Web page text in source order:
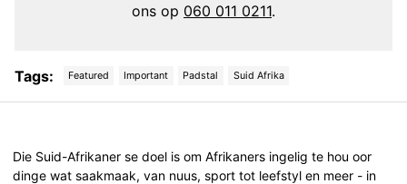
ons op 060 011 0211.
Tags: Featured Important Padstal Suid Afrika
Die Suid-Afrikaner se doel is om Afrikaners ingelig te hou oor
dinge wat saakmaak, van nuus, sport tot leefstyl en meer - in